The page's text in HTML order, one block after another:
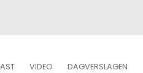
VIDEO DAGVERSLAGEN